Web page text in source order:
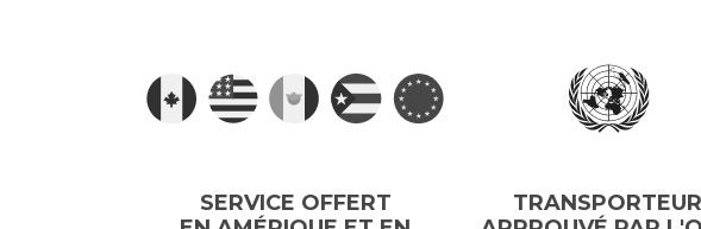
SERVICE OFFERT
TRANSPORTEUR